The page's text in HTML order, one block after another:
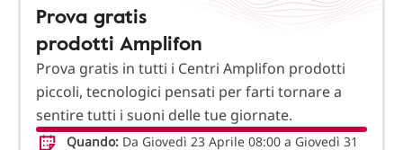
Prova gratis
prodotti Amplifon
Prova gratis in tutti i Centri Amplifon prodotti
piccoli, tecnologici pensati per farti tornare a
sentire tutti i suoni delle tue giornate.
Quando: Da Giovedì 23 Aprile 08:00 a Giovedì 31